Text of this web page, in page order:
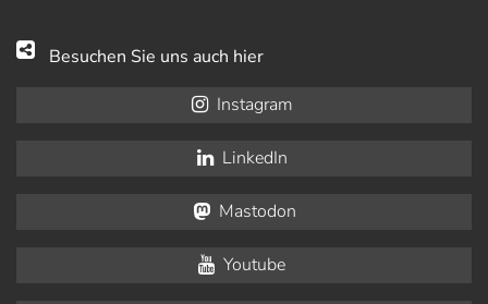
Besuchen Sie uns auch hier
Instagram
LinkedIn
Mastodon
Youtube